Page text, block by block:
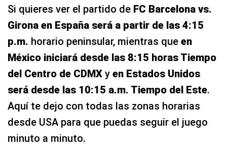
Si quieres ver el partido de FC Barcelona vs.
Girona en España será a partir de las 4:15
p.m. horario peninsular, mientras que en
México iniciará desde las 8:15 horas Tiempo
del Centro de CDMX y en Estados Unidos
será desde las 10:15 a.m. Tiempo del Este.
Aquí te dejo con todas las zonas horarias
desde USA para que puedas seguir el juego
minuto a minuto.